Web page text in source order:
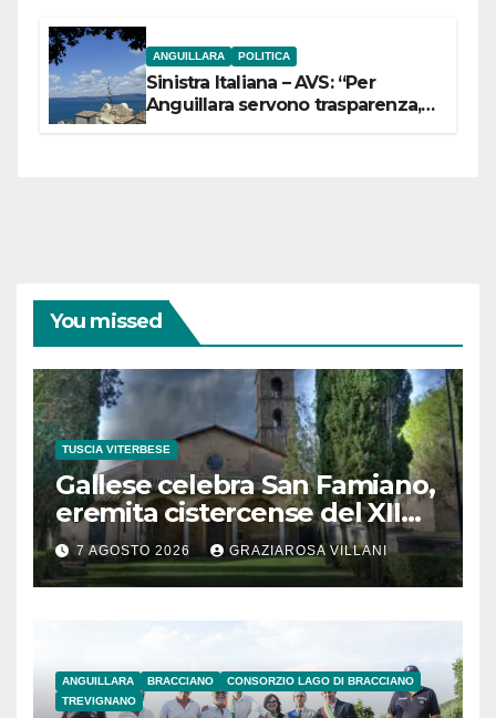
ANGUILLARA POLITICA
Sinistra Italiana – AVS: “Per
Anguillara servono trasparenza,
You missed
TUSCIA VITERBESE
Gallese celebra San Famiano,
eremita cistercense del XII
secolo
7 AGOSTO 2026 GRAZIAROSA VILLANI
ANGUILLARA BRACCIANO
CONSORZIO LAGO DI BRACCIANO
TREVIGNANO